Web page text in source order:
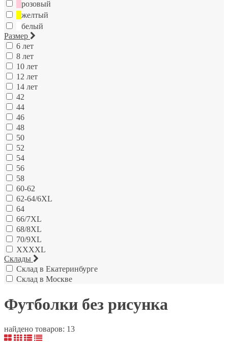
розовый
желтый
белый
Размер
6 лет
8 лет
10 лет
12 лет
14 лет
42
44
46
48
50
52
54
56
58
60-62
62-64/6XL
64
66/7XL
68/8XL
70/9XL
XXXXL
Склады
Склад в Екатеринбурге
Склад в Москве
Футболки без рисунка
найдено товаров: 13